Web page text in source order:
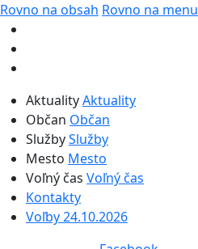
Rovno na obsah Rovno na menu
AktualityAktuality
Občan Občan
SlužbySlužby
Mesto Mesto
Voľný čas Voľný čas
Kontakty
Voľby 24.10.2026